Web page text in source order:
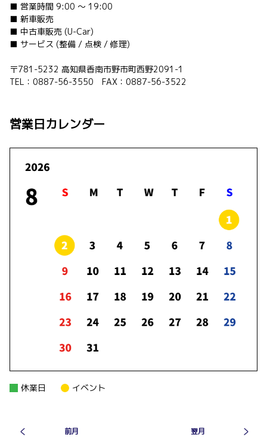
ランドクルーザーの剛健な姿を受け継ぎなが
ら、
より自由に駆け抜ける。
ジャストサイズなオフローダーへ。
新型ランドクルーザー"FJ"デビュー！
詳しくはこちら
ヴォクシー（ウェルキャブシリーズ）一
TY”を発売。
ヴォクシーのウェルキャブシリーズを一部改良
するとともに、MODELLISTAが開発したコンプ
ノア（ウェルキャブシリーズ）一部改良
＆コンプリートカー“MULTI UTILITY”を
カー“MULTI UTILITY”を設定しました。
詳しくはこちら
2026-05-12
カローラツーリングを一部改良しました。
■ 営業時間 9:00 ～ 19:00
■ 新車販売
■ 中古車販売 (U-Car)
■ サービス (整備 / 点検 / 修理)
〒781-5232 高知県香南市野市町西野2091-1
TEL：0887-56-3550 FAX：0887-56-3522
営業日カレンダー
休業日 イベント
前月 翌月